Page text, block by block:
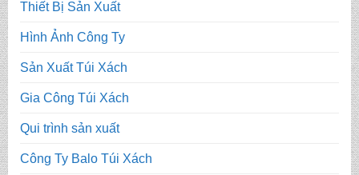
Thiết Bị Sản Xuất
Hình Ảnh Công Ty
Sản Xuất Túi Xách
Gia Công Túi Xách
Qui trình sản xuất
Công Ty Balo Túi Xách